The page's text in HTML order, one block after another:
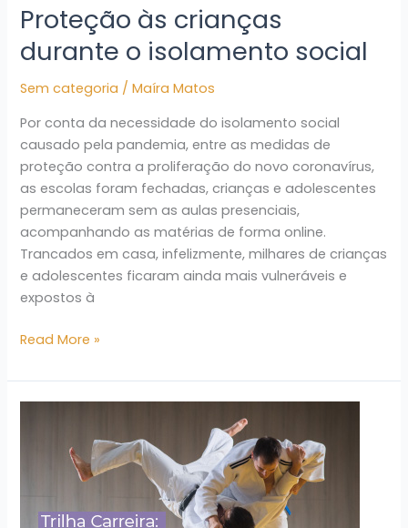
Proteção às crianças
durante o isolamento social
Sem categoria /Maíra Matos
Por conta da necessidade do isolamento social
causado pela pandemia, entre as medidas de
proteção contra a proliferação do novo coronavírus,
as escolas foram fechadas, crianças e adolescentes
permaneceram sem as aulas presenciais,
acompanhando as matérias de forma online.
Trancados em casa, infelizmente, milhares de crianças
e adolescentes ficaram ainda mais vulneráveis e
expostos à
Read More »
tornar